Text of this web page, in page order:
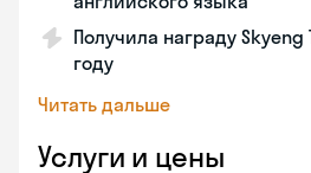
Получила награду Skyeng
году
Читать дальше
Услуги и цены